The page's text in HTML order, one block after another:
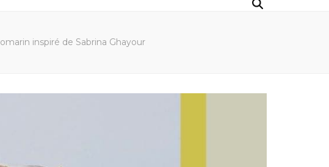
inspiré de Sabrina Ghayour